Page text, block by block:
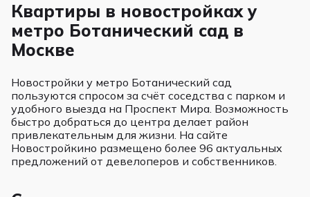
Квартиры в новостройках у
метро Ботанический сад в
Москве
Новостройки у метро Ботанический сад
пользуются спросом за счёт соседства с парком и
удобного выезда на Проспект Мира. Возможность
быстро добраться до центра делает район
привлекательным для жизни. На сайте
Новостройкино размещено более 96 актуальных
предложений от девелоперов и собственников.